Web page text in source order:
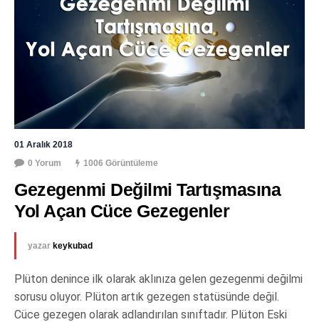
01 Aralık 2018
0 Yorum
1006 Görüntüleme
Gezegenmi Değilmi Tartışmasına
Yol Açan Cüce Gezegenler
yazar keykubad
Plüton denince ilk olarak aklınıza gelen gezegenmi değilmi
sorusu oluyor. Plüton artık gezegen statüsünde değil.
Cüce gezegen olarak adlandırılan sınıftadır. Plüton Eski